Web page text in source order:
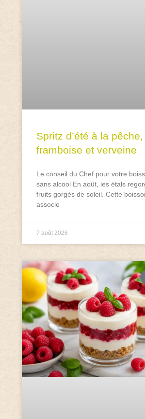
Spritz d’été à la pêche,
framboise et verveine
Le conseil du Chef pour votre
sans alcool En août, les étals
fruits gorgés de soleil. Cette
associe
7 août 2026